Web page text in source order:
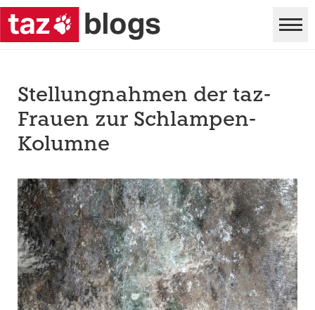
Stellungnahmen der taz-
Frauen zur Schlampen-
Kolumne